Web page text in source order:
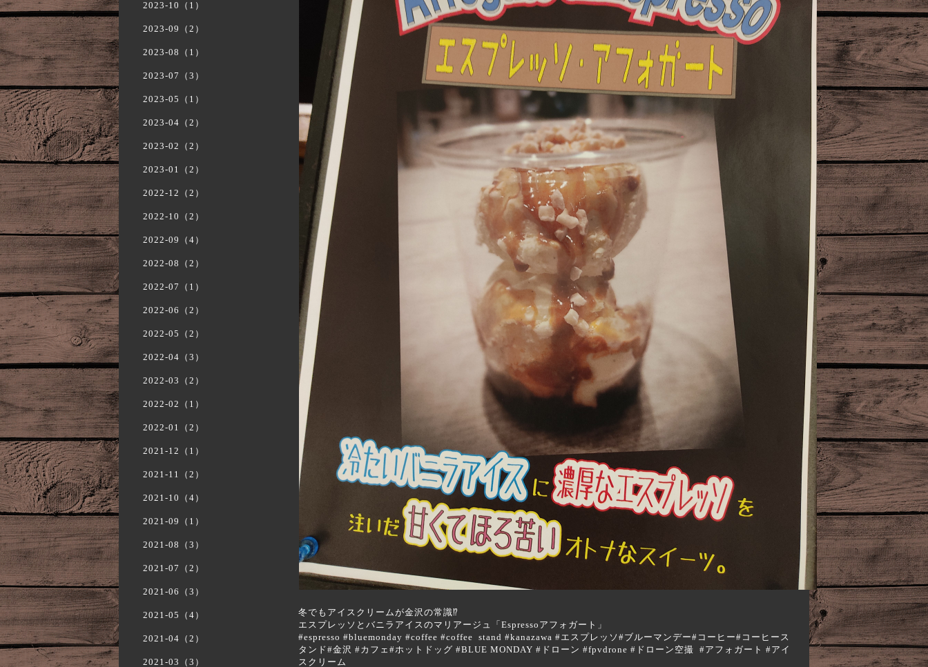
冬でもアイスクリームが金沢の常識⁉︎
エスプレッソとバニラアイスのマリアージュ「Espressoアフォガート」
#espresso #bluemonday #coffee #coffee stand #kanazawa #エスプレッソ#ブルーマンデー#コーヒー#コーヒース
タンド#金沢 #カフェ#ホットドッグ #BLUE MONDAY #ドローン #fpvdrone #ドローン空撮 #アフォガート #アイ
スクリーム
2023-10（1）
2023-09（2）
2023-08（1）
2023-07（3）
2023-05（1）
2023-04（2）
2023-02（2）
2023-01（2）
2022-12（2）
2022-10（2）
2022-09（4）
2022-08（2）
2022-07（1）
2022-06（2）
2022-05（2）
2022-04（3）
2022-03（2）
2022-02（1）
2022-01（2）
2021-12（1）
2021-11（2）
2021-10（4）
2021-09（1）
2021-08（3）
2021-07（2）
2021-06（3）
2021-05（4）
2021-04（2）
2021-03（3）